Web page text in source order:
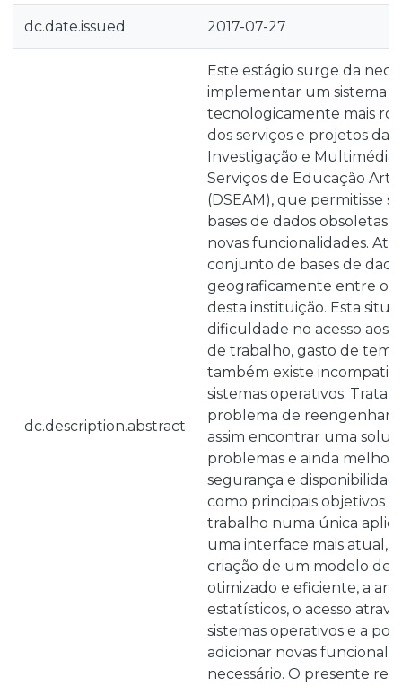
dc.date.issued 2017-07-27
dc.description.abstract
Este estágio surge da
implementar um sistema
tecnologicamente mais
dos serviços e projetos da
Investigação e Multimédia
Serviços de Educação
(DSEAM), que permitisse
bases de dados obsoletas
novas funcionalidades.
conjunto de bases de
geograficamente entre os
desta instituição. Esta
dificuldade no acesso aos
de trabalho, gasto de
também existe
sistemas operativos.
problema de
assim encontrar uma
problemas e ainda
segurança e
como principais objetivos
trabalho numa única
uma interface mais atual,
criação de um modelo de
otimizado e eficiente, a
estatísticos, o acesso
sistemas operativos e a
adicionar novas
necessário. O presente